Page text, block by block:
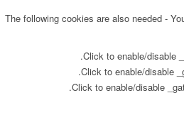
The following cookies are also needed -
Click to enable/disable
Click to enable/disable
Click to enable/disable